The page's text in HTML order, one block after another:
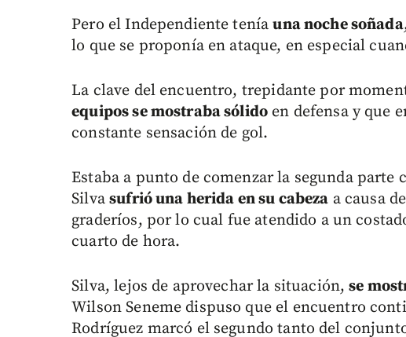
Pero el Independiente teníauna noche soñada
lo que se proponía en ataque, en especial
La clave del encuentro, trepidante por
equipos se mostraba sólido en defensa y que
constante sensación de gol.
Estaba a punto de comenzar la segunda
Silvasufrió una herida en su cabeza a causa
graderíos, por lo cual fue atendido a un
cuarto de hora.
Silva, lejos de aprovechar la situación,se
Wilson Seneme dispuso que el encuentro
Rodríguez marcó el segundo tanto del